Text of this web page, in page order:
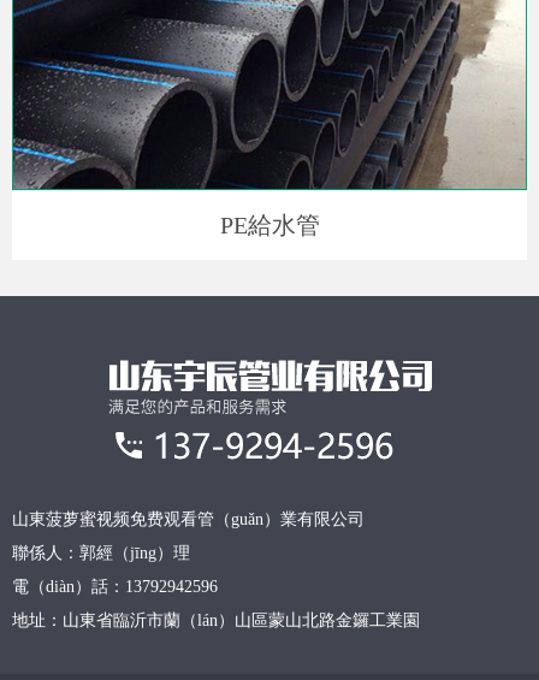
PE給水管
山東菠萝蜜视频免费观看管（guǎn）業有限公司
聯係人：郭經（jīng）理
電（diàn）話：13792942596
地址：山東省臨沂市蘭（lán）山區蒙山北路金鑼工業園